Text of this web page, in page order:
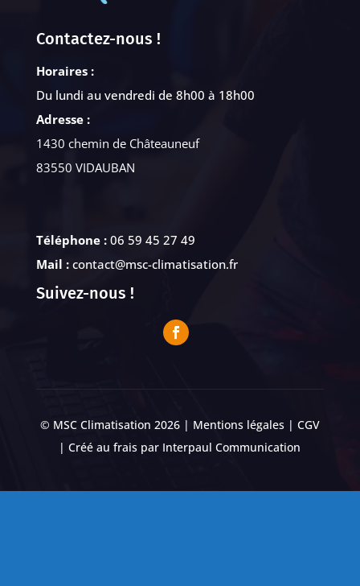
Contactez-nous !
Horaires :
Du lundi au vendredi de 8h00 à 18h00
Adresse :
1430 chemin de Châteauneuf
83550 VIDAUBAN
Téléphone : 06 59 45 27 49
Mail :contact@msc-climatisation.fr
Suivez-nous !
© MSC Climatisation 2026 | Mentions légales| CGV
| Créé au frais par Interpaul Communication